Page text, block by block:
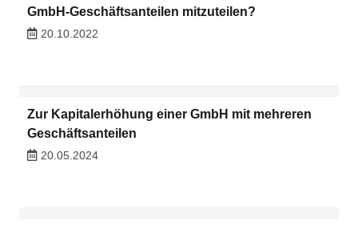
GmbH-Geschäftsanteilen mitzuteilen?
20.10.2022
Zur Kapitalerhöhung einer GmbH mit mehreren
Geschäftsanteilen
20.05.2024